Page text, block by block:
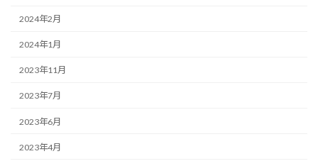
2024年2月
2024年1月
2023年11月
2023年7月
2023年6月
2023年4月